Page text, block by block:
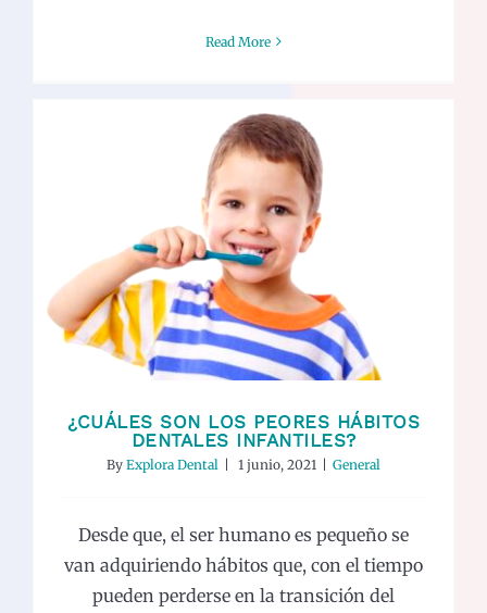
Read More
¿Cuáles son los peores hábitos
dentales infantiles?
General
¿CUÁLES SON LOS PEORES HÁBITOS
DENTALES INFANTILES?
By Explora Dental | 1 junio, 2021 | General
Desde que, el ser humano es pequeño se
van adquiriendo hábitos que, con el tiempo
pueden perderse en la transición del